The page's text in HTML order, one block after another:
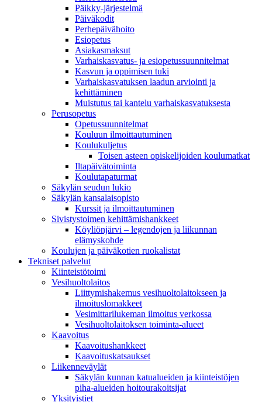
Päikky-järjestelmä
Päiväkodit
Perhepäivähoito
Esiopetus
Asiakasmaksut
Varhaiskasvatus- ja esiopetussuunnitelmat
Kasvun ja oppimisen tuki
Varhaiskasvatuksen laadun arviointi ja
kehittäminen
Muistutus tai kantelu varhaiskasvatuksesta
Perusopetus
Opetussuunnitelmat
Kouluun ilmoittautuminen
Koulukuljetus
Toisen asteen opiskelijoiden koulumatkat
Iltapäivätoiminta
Koulutapaturmat
Säkylän seudun lukio
Säkylän kansalaisopisto
Kurssit ja ilmoittautuminen
Sivistystoimen kehittämishankkeet
Köyliönjärvi – legendojen ja liikunnan
elämyskohde
Koulujen ja päiväkotien ruokalistat
Tekniset palvelut
Kiinteistötoimi
Vesihuoltolaitos
Liittymishakemus vesihuoltolaitokseen ja
ilmoituslomakkeet
Vesimittarilukeman ilmoitus verkossa
Vesihuoltolaitoksen toiminta-alueet
Kaavoitus
Kaavoitushankkeet
Kaavoituskatsaukset
Liikenneväylät
Säkylän kunnan katualueiden ja kiinteistöjen
piha-alueiden hoitourakoitsijat
Yksityistiet